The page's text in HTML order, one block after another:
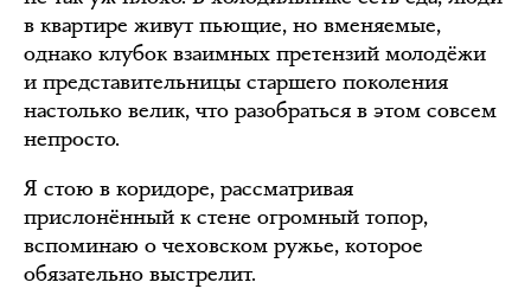
в квартире живут пьющие, но вменяемые,
однако клубок взаимных претензий молодёжи
и представительницы старшего поколения
настолько велик, что разобраться в этом совсем
непросто.
Я стою в коридоре, рассматривая
прислонённый к стене огромный топор,
вспоминаю о чеховском ружье, которое
обязательно выстрелит.